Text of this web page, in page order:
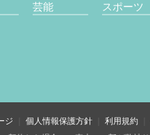
芸能 スポーツ
ジ 個人情報保護方針 利用規約